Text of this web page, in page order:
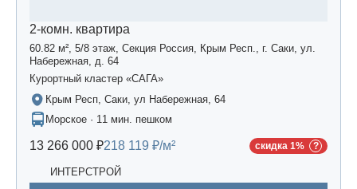
2-комн. квартира
60.82 м², 5/8 этаж, Секция Россия, Крым Респ., г. Саки, ул.
Набережная, д. 64
Курортный кластер «САГА»
Крым Респ, Саки, ул Набережная, 64
Морское · 11 мин. пешком
13 266 000 ₽218 119 ₽/м² скидка 1%
ИНТЕРСТРОЙ